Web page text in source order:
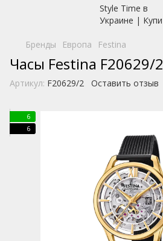
Бренды Европа Festina
Часы Festina F20629/2
Артикул: F20629/2 Оставить отзыв
6
6